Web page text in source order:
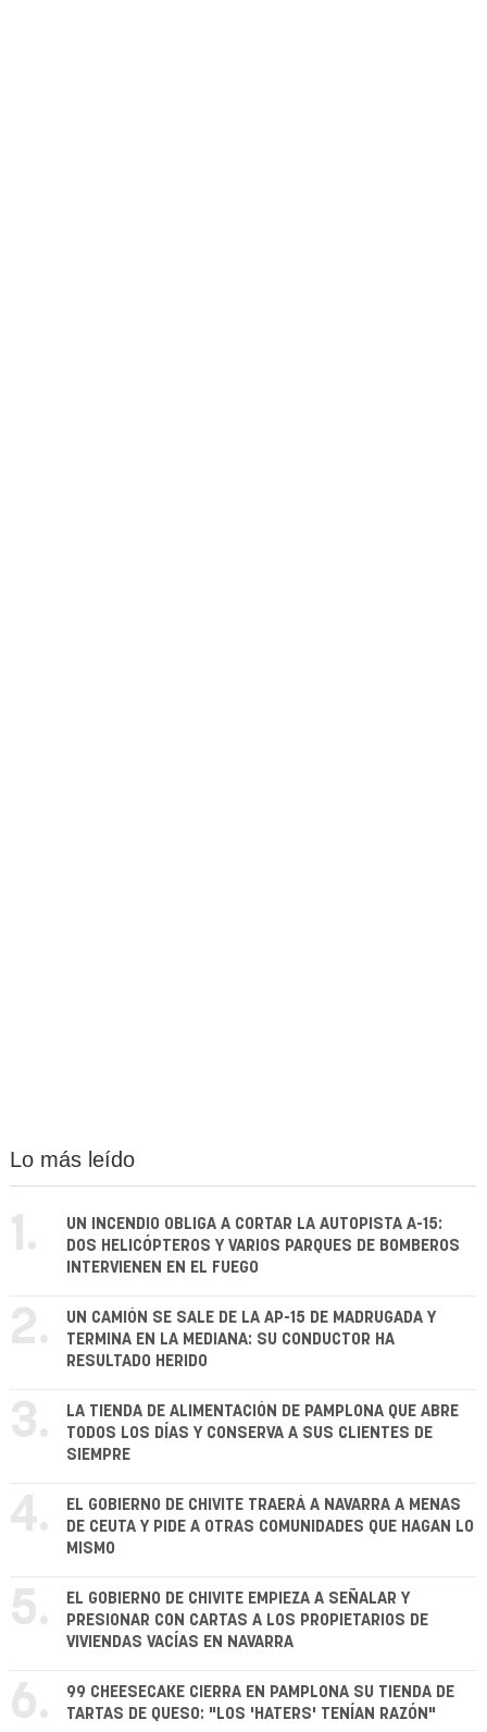
Lo más leído
1.
UN INCENDIO OBLIGA A CORTAR LA AUTOPISTA A-15:
DOS HELICÓPTEROS Y VARIOS PARQUES DE BOMBEROS
INTERVIENEN EN EL FUEGO
2.
UN CAMIÓN SE SALE DE LA AP-15 DE MADRUGADA Y
TERMINA EN LA MEDIANA: SU CONDUCTOR HA
RESULTADO HERIDO
3.
LA TIENDA DE ALIMENTACIÓN DE PAMPLONA QUE ABRE
TODOS LOS DÍAS Y CONSERVA A SUS CLIENTES DE
SIEMPRE
4.
EL GOBIERNO DE CHIVITE TRAERÁ A NAVARRA A MENAS
DE CEUTA Y PIDE A OTRAS COMUNIDADES QUE HAGAN LO
MISMO
5.
EL GOBIERNO DE CHIVITE EMPIEZA A SEÑALAR Y
PRESIONAR CON CARTAS A LOS PROPIETARIOS DE
VIVIENDAS VACÍAS EN NAVARRA
6.
99 CHEESECAKE CIERRA EN PAMPLONA SU TIENDA DE
TARTAS DE QUESO: "LOS 'HATERS' TENÍAN RAZÓN"